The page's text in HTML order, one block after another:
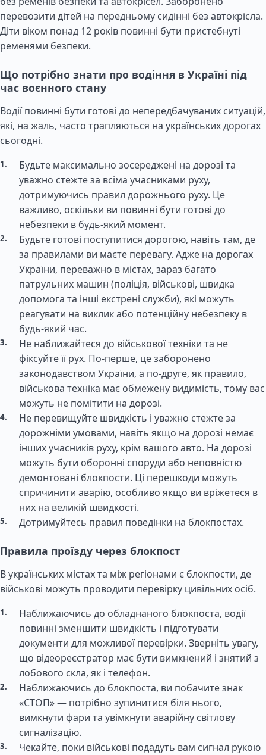
перевозити дітей на передньому сидінні без автокрісла.
Діти віком понад 12 років повинні бути пристебнуті
ременями безпеки.
Що потрібно знати про водіння в Україні під
час воєнного стану
Водії повинні бути готові до непередбачуваних ситуацій,
які, на жаль, часто трапляються на українських дорогах
сьогодні.
Будьте максимально зосереджені на дорозі та
уважно стежте за всіма учасниками руху,
дотримуючись правил дорожнього руху. Це
важливо, оскільки ви повинні бути готові до
небезпеки в будь-який момент.
Будьте готові поступитися дорогою, навіть там, де
за правилами ви маєте перевагу. Адже на дорогах
України, переважно в містах, зараз багато
патрульних машин (поліція, військові, швидка
допомога та інші екстрені служби), які можуть
реагувати на виклик або потенційну небезпеку в
будь-який час.
Не наближайтеся до військової техніки та не
фіксуйте її рух. По-перше, це заборонено
законодавством України, а по-друге, як правило,
військова техніка має обмежену видимість, тому вас
можуть не помітити на дорозі.
Не перевищуйте швидкість і уважно стежте за
дорожніми умовами, навіть якщо на дорозі немає
інших учасників руху, крім вашого авто. На дорозі
можуть бути оборонні споруди або неповністю
демонтовані блокпости. Ці перешкоди можуть
спричинити аварію, особливо якщо ви вріжетеся в
них на великій швидкості.
Дотримуйтесь правил поведінки на блокпостах.
Правила проїзду через блокпост
В українських містах та між регіонами є блокпости, де
військові можуть проводити перевірку цивільних осіб.
Наближаючись до обладнаного блокпоста, водії
повинні зменшити швидкість і підготувати
документи для можливої перевірки. Зверніть увагу,
що відеореєстратор має бути вимкнений і знятий з
лобового скла, як і телефон.
Наближаючись до блокпоста, ви побачите знак
«СТОП» — потрібно зупинитися біля нього,
вимкнути фари та увімкнути аварійну світлову
сигналізацію.
Чекайте, поки військові подадуть вам сигнал рукою